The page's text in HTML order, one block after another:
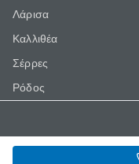
Λάρισα
Καλλιθέα
Σέρρες
Ρόδος